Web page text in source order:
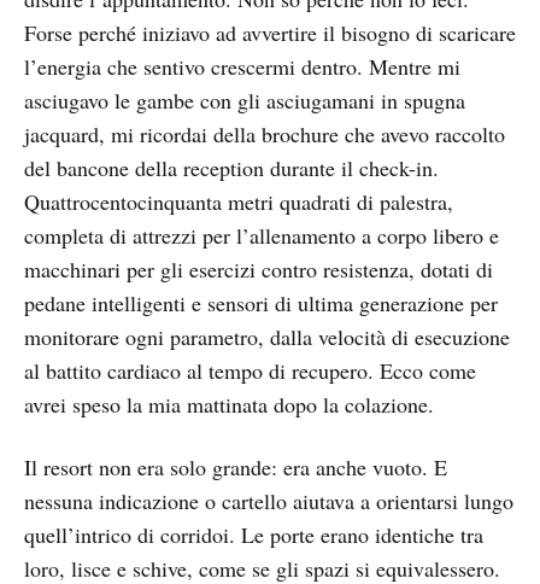
Forse perché iniziavo ad avvertire il bisogno di scaricare
l’energia che sentivo crescermi dentro. Mentre mi
asciugavo le gambe con gli asciugamani in spugna
jacquard, mi ricordai della brochure che avevo raccolto
del bancone della reception durante il check-in.
Quattrocentocinquanta metri quadrati di palestra,
completa di attrezzi per l’allenamento a corpo libero e
macchinari per gli esercizi contro resistenza, dotati di
pedane intelligenti e sensori di ultima generazione per
monitorare ogni parametro, dalla velocità di esecuzione
al battito cardiaco al tempo di recupero. Ecco come
avrei speso la mia mattinata dopo la colazione.
Il resort non era solo grande: era anche vuoto. E
nessuna indicazione o cartello aiutava a orientarsi lungo
quell’intrico di corridoi. Le porte erano identiche tra
loro, lisce e schive, come se gli spazi si equivalessero.